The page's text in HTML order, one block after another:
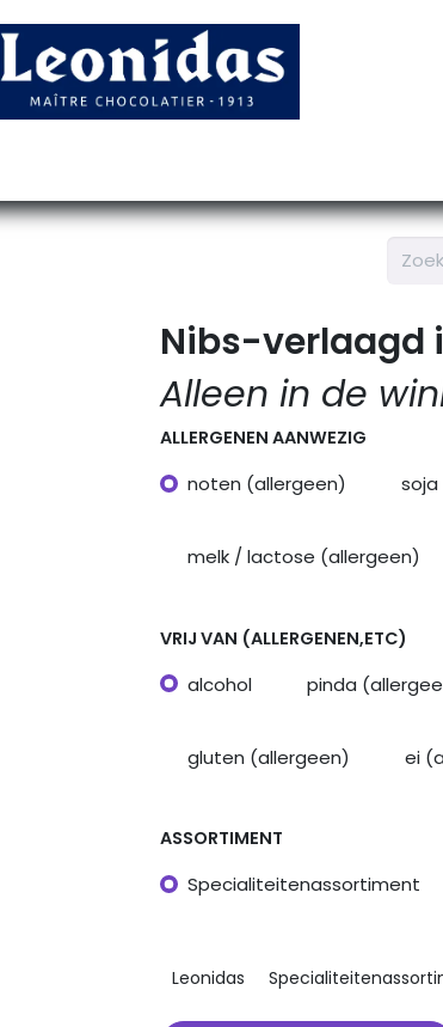
Nibs-verlaagd
Alleen in de
ALLERGENEN AANWEZIG
noten (allergeen)
melk / lactose (allergeen)
VRIJ VAN (ALLERGENEN,ETC)
alcohol pinda
gluten (allergeen) ei
ASSORTIMENT
Specialiteitenassortiment
Leonidas